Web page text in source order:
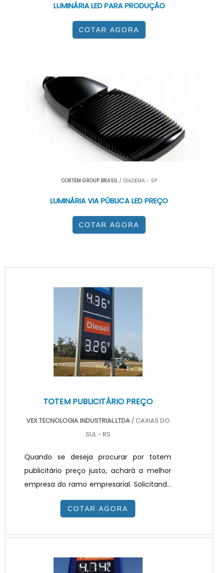
LUMINÁRIA LED PARA PRODUÇÃO
COTAR AGORA
CORTEM GROUP BRASIL/ DIADEMA - SP
LUMINÁRIA VIA PÚBLICA LED PREÇO
COTAR AGORA
TOTEM PUBLICITÁRIO PREÇO
VEX TECNOLOGIA INDUSTRIAL LTDA / CAXIAS DO
SUL - RS
Quando se deseja procurar por totem
publicitário preço justo, achará a melhor
empresa do ramo empresarial. Solicitando
um orçamento na melhor empresa do
segmento e encontrando a melhor em
interesse é por totem publicitário preço
Tecnologia poderá encontrar ótima
COTAR AGORA